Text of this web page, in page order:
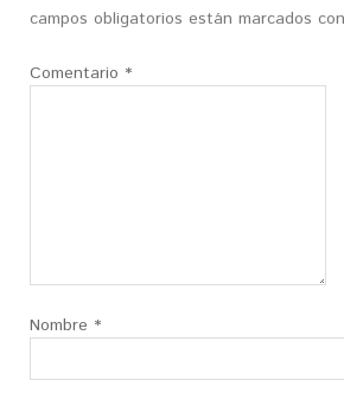
campos obligatorios están marcados con
Comentario *
Nombre *